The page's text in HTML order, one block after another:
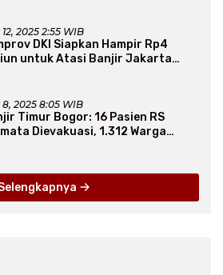
2025 2:55 WIB
DKI Siapkan Hampir Rp4
untuk Atasi Banjir Jakarta
8, 2025 8:05 WIB
Timur Bogor: 16 Pasien RS
Dievakuasi, 1.312 Warga